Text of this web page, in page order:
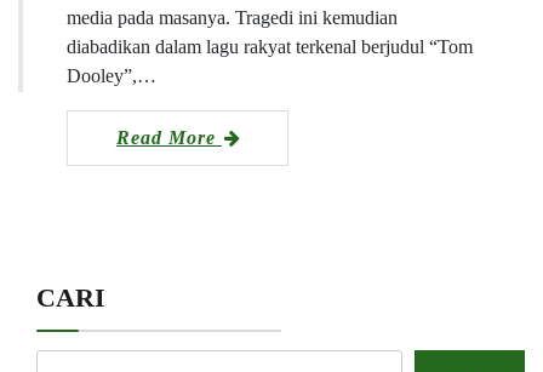
media pada masanya. Tragedi ini kemudian
diabadikan dalam lagu rakyat terkenal berjudul “Tom
Dooley”,…
Read More
CARI